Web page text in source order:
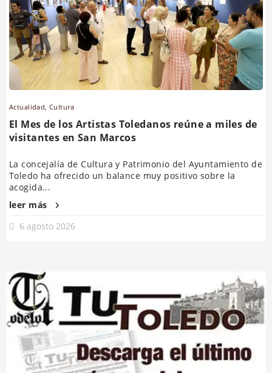
Actualidad,Cultura
El Mes de los Artistas Toledanos reúne a miles de
visitantes en San Marcos
La concejalía de Cultura y Patrimonio del Ayuntamiento de
Toledo ha ofrecido un balance muy positivo sobre la
acogida...
leer más
6 agosto 2026